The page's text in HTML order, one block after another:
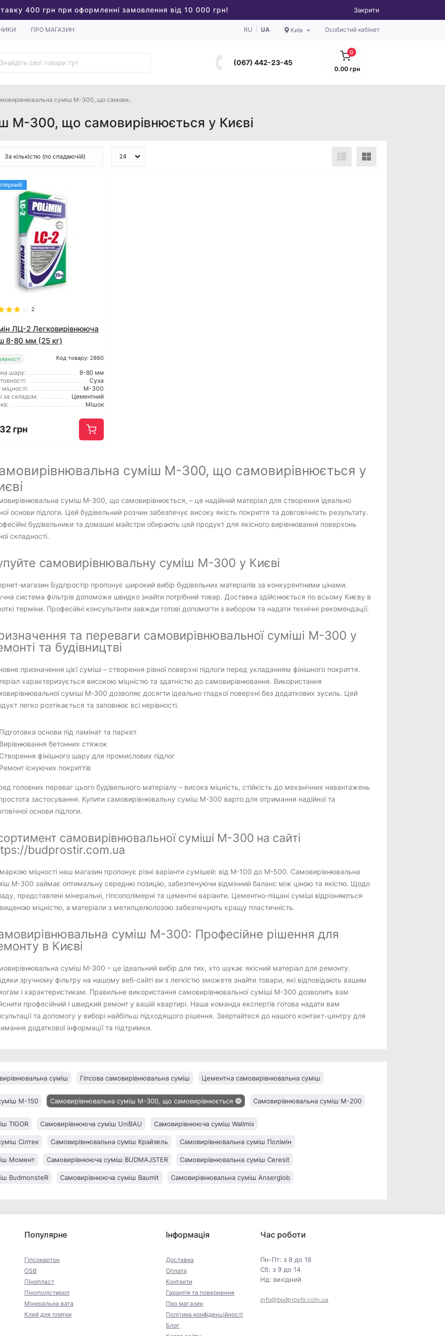
400 грн при оформленні замовлення від 10 000 грн! Закрити
ПРО МАГАЗИН RU UA Київ Особистий кабінет
(067) 442-23-45
0
0.00 грн
суміш М-300, що самови..
М-300, що самовирівнюється у Києві
2
ЛЦ-2 Легковирівнююча
8-80 мм (25 кг)
Код товару: 2860
шару:
8-80 мм
Суха
М-300
за складом:
Цементний
Мішок
грн
суміш М-300, що самовирівнюється у
суміш М-300, що самовирівнюється, – це надійний матеріал для створення ідеально
основи підлоги. Цей будівельний розчин забезпечує високу якість покриття та довговічність результату.
будівельники та домашні майстри обирають цей продукт для якісного вирівнювання поверхонь
складності.
самовирівнювальну суміш М-300 у Києві
магазин Будпростір пропонує широкий вибір будівельних матеріалів за конкурентними цінами.
система фільтрів допоможе швидко знайти потрібний товар. Доставка здійснюється по всьому Києву в
терміни. Професійні консультанти завжди готові допомогти з вибором та надати технічні рекомендації.
та переваги самовирівнювальної суміші М-300 у
та будівництві
призначення цієї суміші – створення рівної поверхні підлоги перед укладанням фінішного покриття.
характеризується високою міцністю та здатністю до самовирівнювання. Використання
суміші М-300 дозволяє досягти ідеально гладкої поверхні без додаткових зусиль. Цей
легко розтікається та заповнює всі нерівності.
Підготовка основи під ламінат та паркет
Вирівнювання бетонних стяжок
Створення фінішного шару для промислових підлог
Ремонт існуючих покриттів
головних переваг цього будівельного матеріалу – висока міцність, стійкість до механічних навантажень
застосування. Купити самовирівнювальну суміш М-300 варто для отримання надійної та
основи підлоги.
самовирівнювальної суміші М-300 на сайті
budprostir.com.ua
міцності наш магазин пропонує різні варіанти сумішей: від М-100 до М-500. Самовирівнювальна
М-300 займає оптимальну середню позицію, забезпечуючи відмінний баланс між ціною та якістю. Щодо
представлені мінеральні, гіпсополімерні та цементні варіанти. Цементно-піщані суміші відрізняються
міцністю, а матеріали з метилцелюлозою забезпечують кращу пластичність.
суміш М-300: Професійне рішення для
в Києві
суміш М-300 – це ідеальний вибір для тих, хто шукає якісний матеріал для ремонту.
зручному фільтру на нашому веб-сайті ви з легкістю зможете знайти товари, які відповідають вашим
і характеристикам. Правильне використання самовирівнювальної суміші М-300 дозволить вам
професійний і швидкий ремонт у вашій квартирі. Наша команда експертів готова надати вам
та допомогу у виборі найбільш підходящого рішення. Звертайтеся до нашого контакт-центру для
додаткової інформації та підтримки.
суміш Гіпсова самовирівнювальна суміш Цементна самовирівнювальна суміш
М-150 Самовирівнювальна суміш М-300, що самовирівнюється Самовирівнювальна суміш М-200
TIGOR Самовирівнююча суміш UniBAU Самовирівнююча суміш Wallmix
Сілтек Самовирівнювальна суміш Крайзель Самовирівнювальна суміш Полімін
Момент Самовирівнююча суміш BUDMAJSTER Самовирівнювальна суміш Ceresit
BudmonsteR Самовирівнююча суміш Baumit Самовирівнювальна суміш Anserglob
Популярне
Гіпсокартон
OSB
Пінопласт
Пінополістирол
Мінеральна вата
Клей для плитки
Інформація
Доставка
Оплата
Контакти
Гарантія та повернення
Про магазин
Політика конфіденційності
Блог
Час роботи
Пн-Пт: з 8 до 18
Сб: з 9 до 14
Нд: вихідний
info@budprostir.com.ua